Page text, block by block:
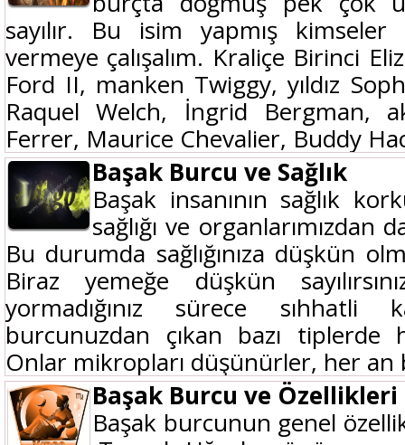
sayılır. Bu isim yapmış
vermeye çalışalım. Kraliçe Birinci
Ford II, manken Twiggy, yıldız
Raquel Welch, İngrid Bergman,
Ferrer, Maurice Chevalier, Buddy
Başak Burcu ve Sağlık
Başak insanının sağlık
sağlığı ve organlarımızdan
Bu durumda sağlığınıza düşkün
Biraz yemeğe düşkün
yormadığınız sürece sıhhatli
burcunuzdan çıkan bazı tiplerde
Onlar mikropları düşünürler, her an
Başak Burcu ve Özellikleri
Başak burcunun